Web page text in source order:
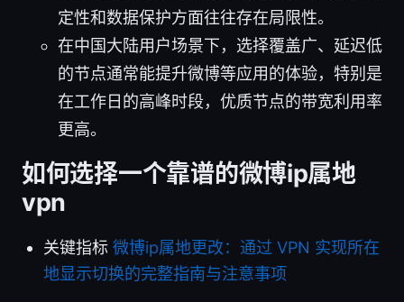
定性和数据保护方面往往存在局限性。
在中国大陆用户场景下，选择覆盖广、延迟低
的节点通常能提升微博等应用的体验，特别是
在工作日的高峰时段，优质节点的带宽利用率
更高。
如何选择一个靠谱的微博ip属地
vpn
关键指标 微博ip属地更改：通过 VPN 实现所在
地显示切换的完整指南与注意事项